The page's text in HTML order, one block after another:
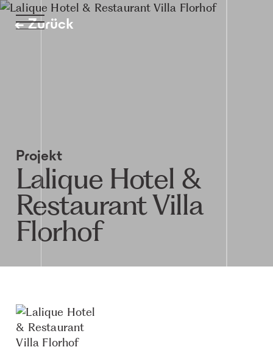
Projekt
Lalique Hotel &
Restaurant Villa
Florhof
← Zurück